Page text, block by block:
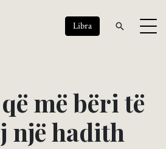
Libra
që mëbëri të
j njëhadith